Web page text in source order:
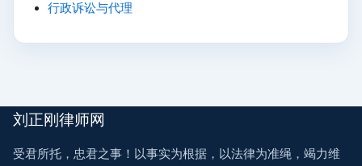
行政诉讼与代理
刘正刚律师网
受君所托，忠君之事！以事实为根据，以法律为准绳，竭力维